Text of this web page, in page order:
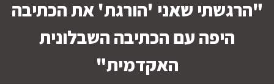
"הרגשתי שאני 'הורגת' את הכתיבה
היפה עם הכתיבה השבלונית
האקדמית"